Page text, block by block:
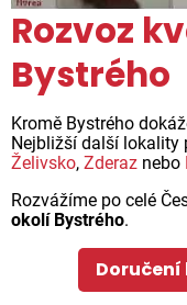
Rozvoz
Bystrého
Kromě Bystrého
Nejbližší další lokality
Želivsko, Zderaz nebo
Rozvážíme po celé
okolí Bystrého.